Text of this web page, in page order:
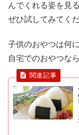
んでくれる姿を見
ぜひ試してみてく
子供のおやつは何
自宅でのおやつな